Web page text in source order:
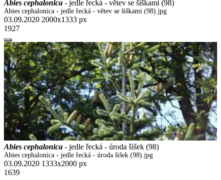
Abies cephalonica - jedle řecká - větev se šiškami (98)
Abies cephalonica - jedle řecká - větev se šiškami (98).jpg
03.09.2020 2000x1333 px
1927
Abies cephalonica - jedle řecká - úroda šišek (98)
Abies cephalonica - jedle řecká - úroda šišek (98).jpg
03.09.2020 1333x2000 px
1639